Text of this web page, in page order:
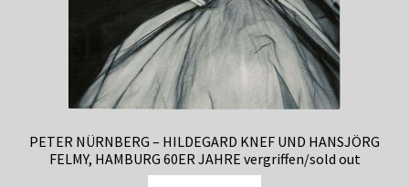
PETER NÜRNBERG – HILDEGARD KNEF UND HANSJÖRG
FELMY, HAMBURG 60ER JAHRE vergriffen/sold out